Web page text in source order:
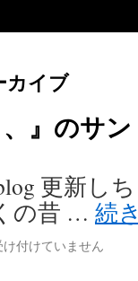
カイブ
』のサ
更新し
の昔 … 続
付けていません